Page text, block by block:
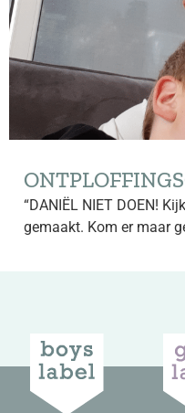
“DANIËL NIET DOEN!
gemaakt. Kom er maar